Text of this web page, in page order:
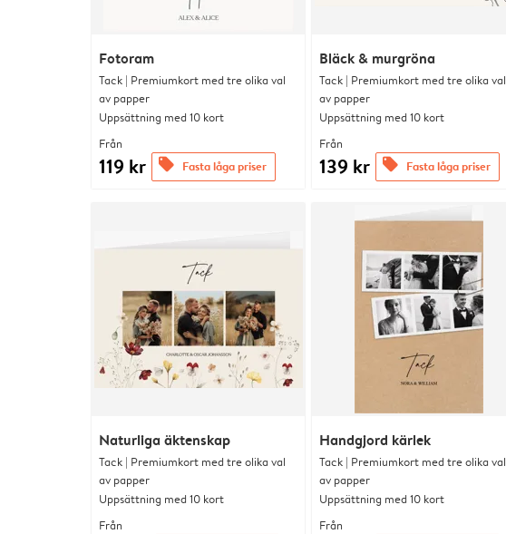
Fotoram
Tack | Premiumkort med tre olika val
av papper
Uppsättning med 10 kort
Från
119 kr offers Fasta låga priser
Bläck & murgröna
Tack | Premiumkort med tre olika val
av papper
Uppsättning med 10 kort
Från
139 kr offers Fasta låga priser
Naturliga äktenskap
Tack | Premiumkort med tre olika val
av papper
Uppsättning med 10 kort
Från
Handgjord kärlek
Tack | Premiumkort med tre olika val
av papper
Uppsättning med 10 kort
Från